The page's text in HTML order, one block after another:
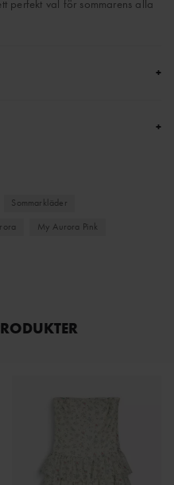
perfekt val för sommarens alla
+
+
Sommarkläder
My Aurora Pink